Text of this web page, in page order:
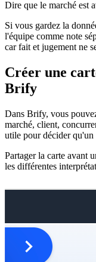
Dire que le marché est
Si vous gardez la
l'équipe comme note
car fait et jugement ne
Créer une
Brify
Dans Brify, vous
marché, client,
utile pour décider qu'un
Partager la carte avant
les différentes